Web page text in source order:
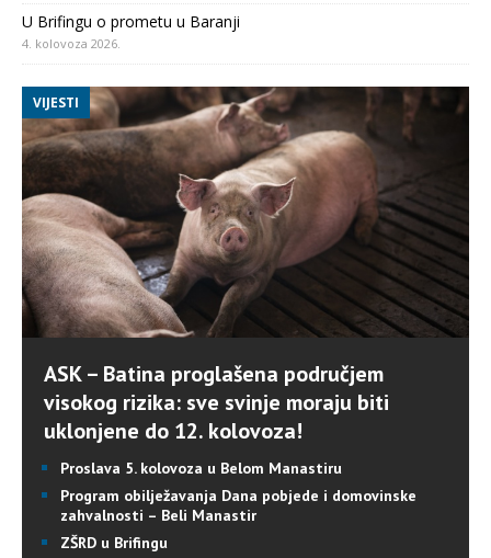
U Brifingu o prometu u Baranji
4. kolovoza 2026.
VIJESTI
ASK – Batina proglašena područjem
visokog rizika: sve svinje moraju biti
uklonjene do 12. kolovoza!
Proslava 5. kolovoza u Belom Manastiru
Program obilježavanja Dana pobjede i domovinske
zahvalnosti – Beli Manastir
ZŠRD u Brifingu